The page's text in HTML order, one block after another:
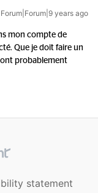
Forum|Forum|9 years ago
mon compte de
Que je doit faire un
probablement
statement